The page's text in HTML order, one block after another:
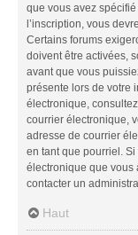
que vous avez
l’inscription, vous
Certains forums
doivent être activées,
avant que vous
présente lors de votre
électronique,
courrier électronique,
adresse de courrier
en tant que pourriel.
électronique que vous
contacter un
Haut